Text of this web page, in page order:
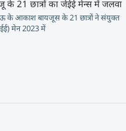
21 छात्रों का जेईई मेन्स में जलवा
आकाश बायजूस के 21 छात्रों ने संयुक्त
मेन 2023 में